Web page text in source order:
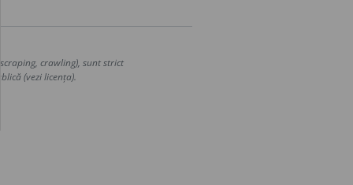
crawling), sunt strict
(vezi licența).